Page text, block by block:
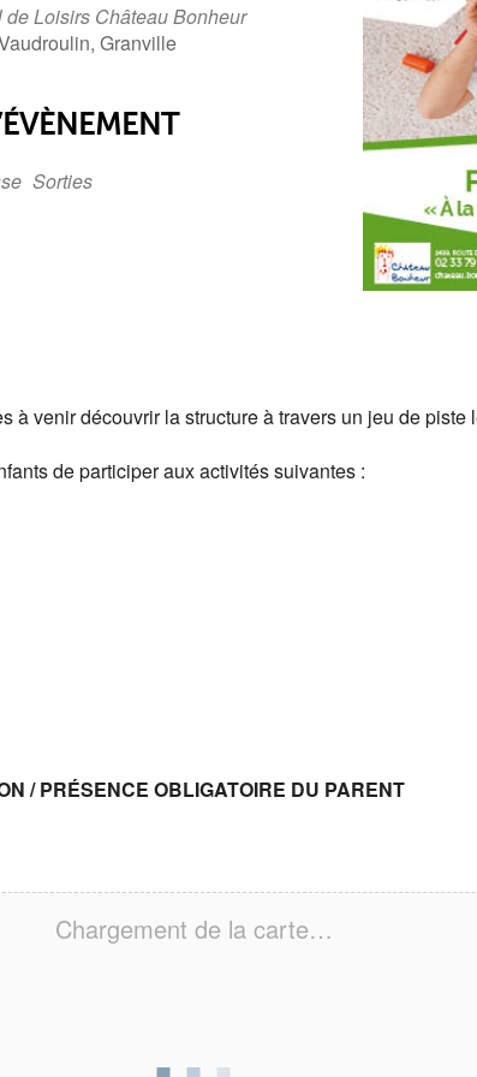
de Loisirs Château Bonheur
Granville
Sorties
à venir découvrir la structure à travers un jeu de piste
de participer aux activités suivantes :
/ PRÉSENCE OBLIGATOIRE DU PARENT
Chargement de la carte…